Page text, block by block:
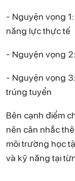
- Nguyện vọng
năng lực thực tế
- Nguyện vọng
- Nguyện vọng
trúng tuyển
Bên cạnh điểm
nên cân nhắc
môi trường học
và kỹ năng tại